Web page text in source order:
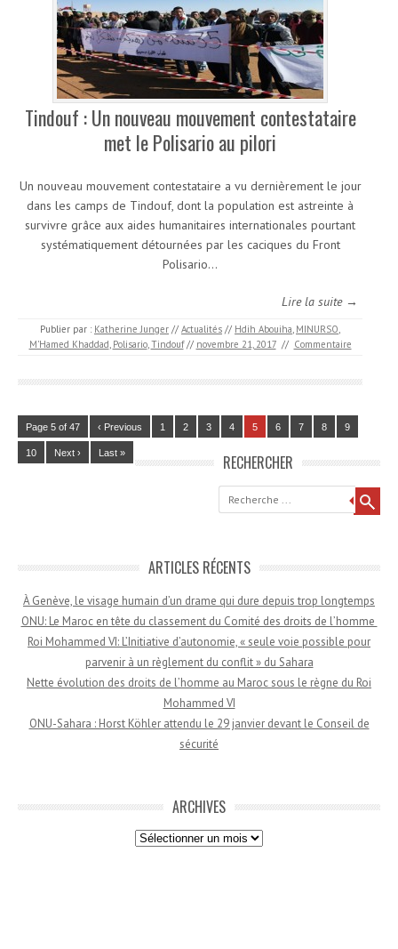
Tindouf : Un nouveau mouvement contestataire
met le Polisario au pilori
Un nouveau mouvement contestataire a vu dernièrement le jour
dans les camps de Tindouf, dont la population est astreinte à
survivre grâce aux aides humanitaires internationales pourtant
systématiquement détournées par les caciques du Front
Polisario…
Lire la suite →
Publier par : Katherine Junger // Actualités // Hdih Abouiha, MINURSO,
M’Hamed Khaddad, Polisario,Tindouf // novembre 21, 2017 // Commentaire
Page 5 of 47 ‹ Previous 1 2 3 4 5 6 7 8 9
10 Next › Last » RECHERCHER
Recherche
ARTICLES RÉCENTS
À Genève, le visage humain d’un drame qui dure depuis trop longtemps
ONU: Le Maroc en tête du classement du Comité des droits de l’homme
Roi Mohammed VI: L’Initiative d’autonomie, « seule voie possible pour
parvenir à un règlement du conflit » du Sahara
Nette évolution des droits de l’homme au Maroc sous le règne du Roi
Mohammed VI
ONU-Sahara : Horst Köhler attendu le 29 janvier devant le Conseil de
sécurité
ARCHIVES
Archives